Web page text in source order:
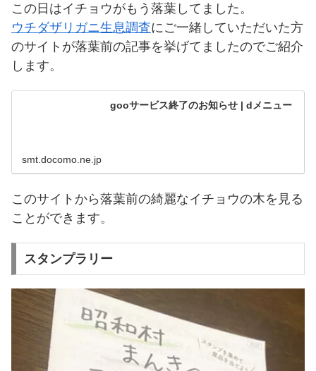
この日はイチョウがもう落葉してました。
ウチダザリガニ生息調査にご一緒していただいた方
のサイトが落葉前の記事を挙げてましたのでご紹介
します。
gooサービス終了のお知らせ | dメニュー
smt.docomo.ne.jp
このサイトから落葉前の綺麗なイチョウの木を見る
ことができます。
スタンプラリー